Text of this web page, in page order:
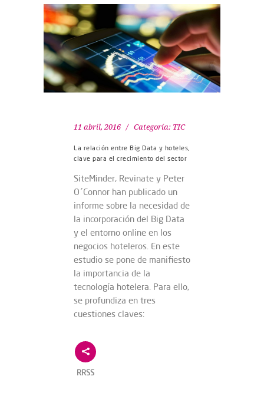
11 abril, 2016 Categoría: TIC
La relación entre Big Data y hoteles,
clave para el crecimiento del sector
SiteMinder, Revinate y Peter
O´Connor han publicado un
informe sobre la necesidad de
la incorporación del Big Data
y el entorno online en los
negocios hoteleros. En este
estudio se pone de manifiesto
la importancia de la
tecnología hotelera. Para ello,
se profundiza en tres
cuestiones claves:
RRSS